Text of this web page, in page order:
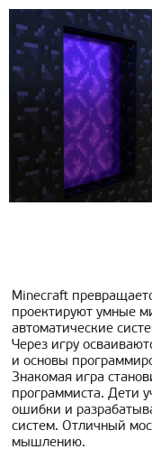
Minecraft
проектируют умные
автоматические
Через игру
и основы
Знакомая игра
программиста. Дети
ошибки и
систем. Отличный
мышлению.